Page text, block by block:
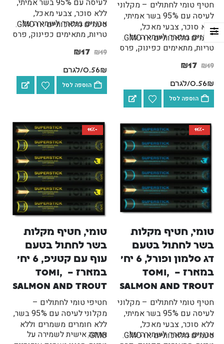
חטיף טומי לחתולים – מקלוני
לעיסה עם 95% בשר אמיתי,
ללא סוכר, צבעי מאכל,
טעמים מלאכותיים או GMO.
ארוזים בנפרד לשמירה על
טריות, מתאימים כפינוק, פרס
בגרמניה…
₪19
₪17
0.56₪/לגרם
הוספה לסל
לעיסה עם 95% בשר אמיתי,
ללא סוכר, צבעי מאכל,
טעמים מלאכותיים או GMO.
ארוזים בנפרד לשמירה על
טריות, מתאימים כפינוק, פרס
בגרמניה…
₪19
₪17
0.56₪/לגרם
הוספה לסל
-11%
טומי, חטיף מקלות
בשר לחתול בטעם
דג סלמון ופורל, 6 יח'
במארז – Tomi,
Salmon and Trout
חטיף טומי לחתולים – מקלוני
לעיסה עם 95% בשר אמיתי,
ללא סוכר, צבעי מאכל,
טעמים מלאכותיים או GMO.
ארוזים בנפרד לשמירה על
-11%
טומי, חטיף מקלות
בשר לחתול בטעם
עוף עם קטניפ, 6 יח'
במארז – Tomi,
Salmon and Trout
חטיפי טומי לחתולים –
מקלוני לעיסה עם 95% בשר,
ללא חומרים משמרים וללא
GMO.
אריזה אישית לשמירה על
₪75
₪69
209
189
₪79
–
₪225
₪79
–
225